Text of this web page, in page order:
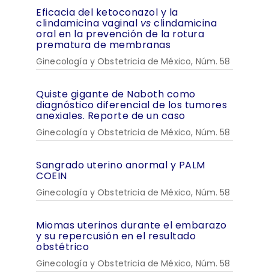
Eficacia del ketoconazol y la
clindamicina vaginal vs clindamicina
oral en la prevención de la rotura
prematura de membranas
Ginecología y Obstetricia de México, Núm. 58
Quiste gigante de Naboth como
diagnóstico diferencial de los tumores
anexiales. Reporte de un caso
Ginecología y Obstetricia de México, Núm. 58
Sangrado uterino anormal y PALM
COEIN
Ginecología y Obstetricia de México, Núm. 58
Miomas uterinos durante el embarazo
y su repercusión en el resultado
obstétrico
Ginecología y Obstetricia de México, Núm. 58